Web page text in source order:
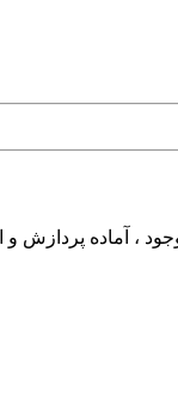
، آماده پردازش